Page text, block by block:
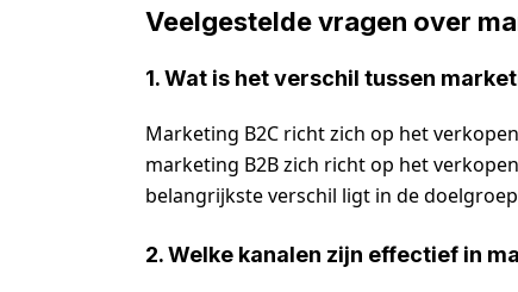
Veelgestelde vragen over
1. Wat is het verschil tussen
Marketing B2C richt zich op het
marketing B2B zich richt op het
belangrijkste verschil ligt in de
2. Welke kanalen zijn effectief in